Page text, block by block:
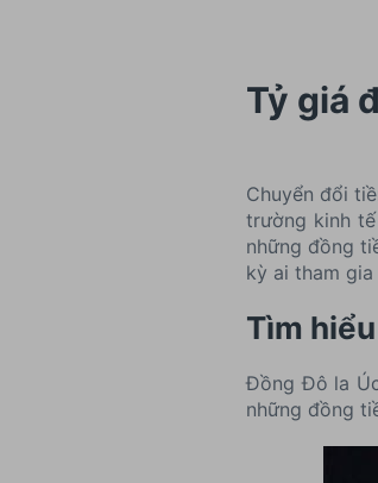
Tỷ giá
Chuyển đổi
trường kinh
những đồng
kỳ ai tham
Tìm
Đồng Đô la
những đồng